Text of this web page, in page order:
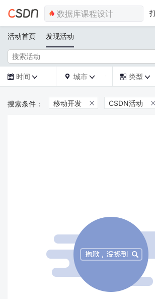
活动首页 发现活动
 时间   城市   类型 
移动开发  CSDN活动 